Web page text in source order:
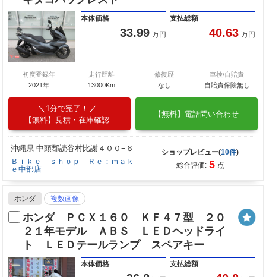
本体価格
33.99 万円
支払総額
40.63 万円
初度登録年
2021年
走行距離
13000Km
修復歴
なし
車検/自賠責
自賠責保険無し
1分で完了！
【無料】見積・在庫確認
【無料】電話問い合わせ
沖縄県 中頭郡読谷村比謝４００−６
Ｂｉｋｅ ｓｈｏｐ Ｒｅ：ｍａｋ
ｅ中部店
ショップレビュー(10件)
総合評価: 5 点
ホンダ 複数画像
ホンダ ＰＣＸ１６０ ＫＦ４７型 ２０
２１年モデル ＡＢＳ ＬＥＤヘッドライ
ト ＬＥＤテールランプ スペアキー
本体価格 支払総額